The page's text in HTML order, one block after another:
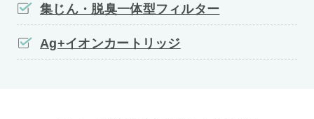
集じん・脱臭一体型フィルター
Ag+イオンカートリッジ